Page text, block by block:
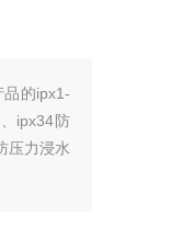
的ipx1-
ipx34防
压力浸水